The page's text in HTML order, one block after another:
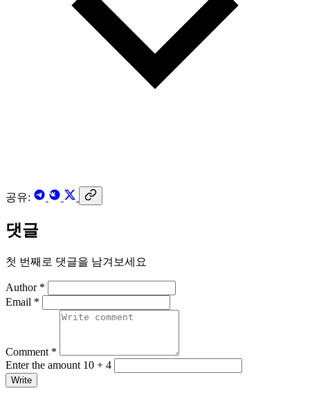
공유:
댓글
첫 번째로 댓글을 남겨보세요
Author *
Email *
Comment *
Enter the amount 10 + 4
Write